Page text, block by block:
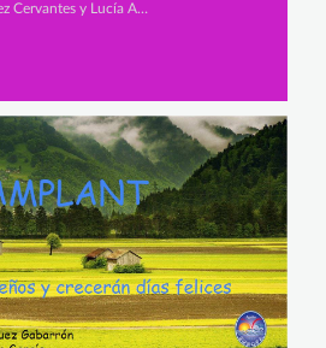
Secundaria, Elena Martínez Cervantes y Lucía Asensio Pérez